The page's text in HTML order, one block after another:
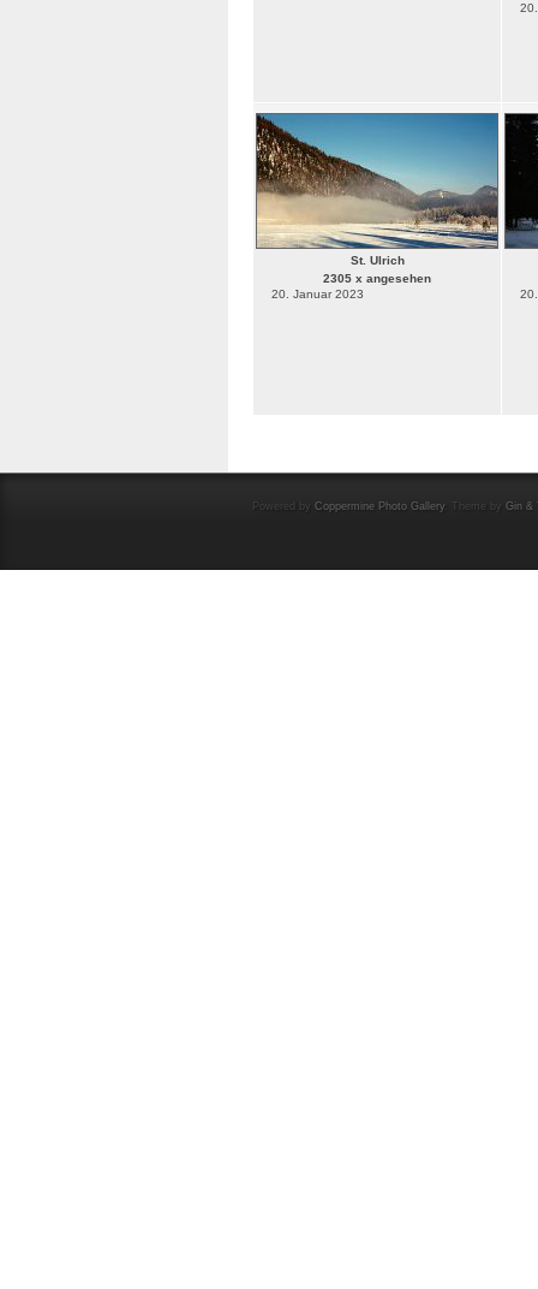
St. Ulrich
2305 x angesehen
20. Januar 2023
Powered by Coppermine Photo Gallery. Theme by Gin &